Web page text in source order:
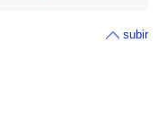
subir